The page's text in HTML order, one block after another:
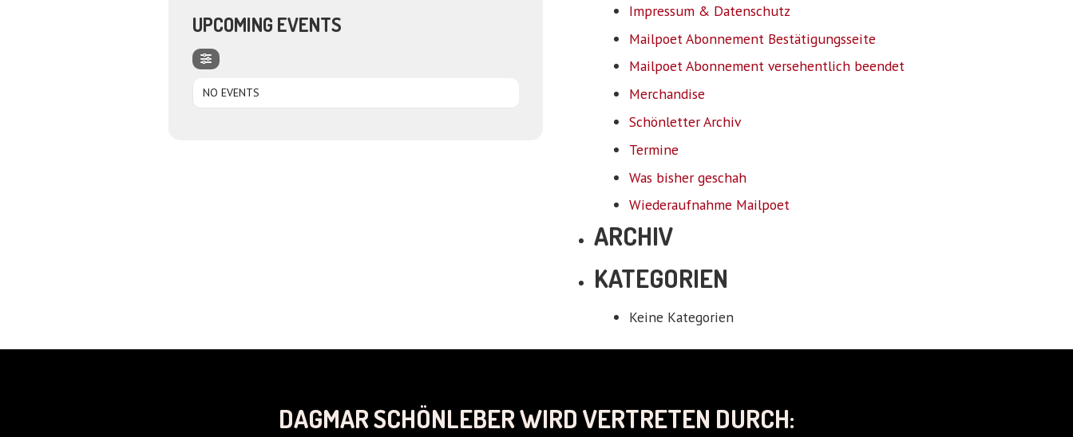
UPCOMING EVENTS
NO EVENTS
Impressum & Datenschutz
Mailpoet Abonnement Bestätigungsseite
Mailpoet Abonnement versehentlich beendet
Merchandise
Schönletter Archiv
Termine
Was bisher geschah
Wiederaufnahme Mailpoet
ARCHIV
KATEGORIEN
Keine Kategorien
DAGMAR SCHÖNLEBER WIRD VERTRETEN DURCH: